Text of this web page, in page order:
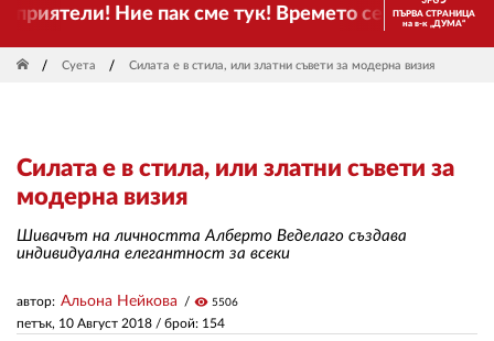
Ние пак сме тук! Времето се променя и
ПЪРВА СТРАНИЦА
на в-к „ДУМА“
Суета Силата е в стила, или златни съвети за модерна визия
Силата е в стила, или златни съвети за
модерна визия
Шивачът на личността Алберто Веделаго създава
индивидуална елегантност за всеки
петък, 10 Август 2018 / брой: 154
автор: Альона Нейкова visibility 5506
ДРУГИ
ЗА НАС
РЕДАКЦИЯ